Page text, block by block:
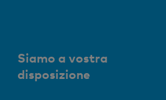
Siamo a vostra
disposizione